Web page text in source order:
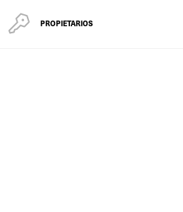
PROPIETARIOS